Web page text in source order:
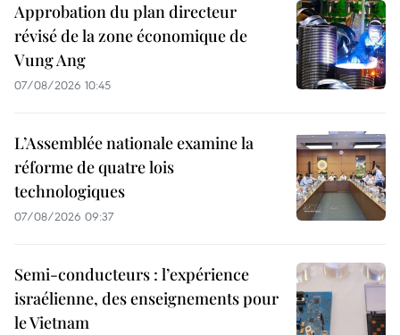
Approbation du plan directeur
révisé de la zone économique de
Vung Ang
07/08/2026 10:45
L’Assemblée nationale examine la
réforme de quatre lois
technologiques
07/08/2026 09:37
Semi-conducteurs : l’expérience
israélienne, des enseignements pour
le Vietnam